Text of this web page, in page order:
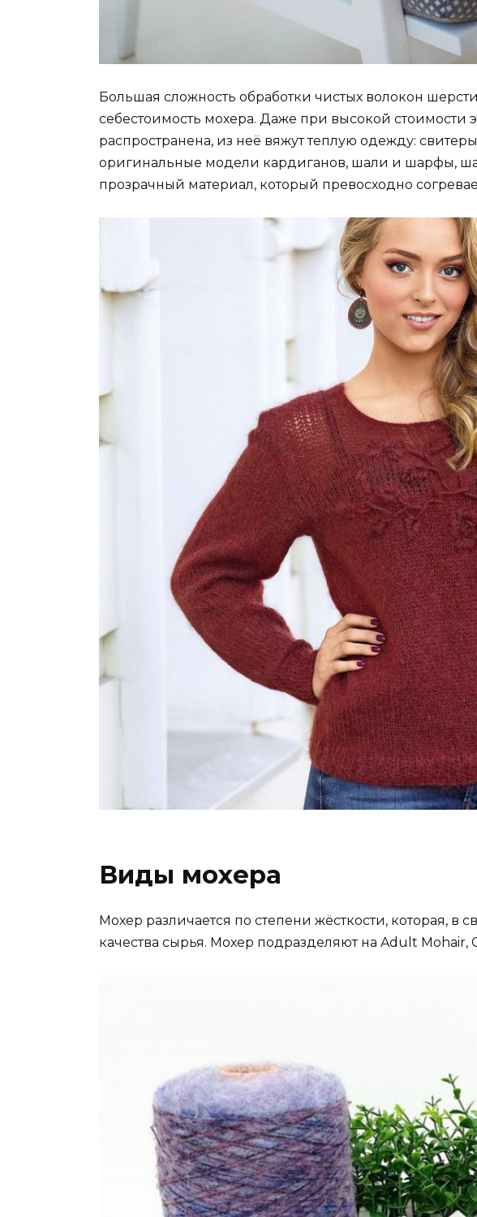
Большая сложность обработки чистых волокон
себестоимость мохера. Даже при высокой стоимости
распространена, из неё вяжут теплую одежду:
оригинальные модели кардиганов, шали и шарфы,
прозрачный материал, который превосходно
Виды мохера
Мохер различается по степени жёсткости, которая, в
качества сырья. Мохер подразделяют на Adult Mohair,